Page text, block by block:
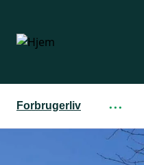
hovedindhold
Forbrugerliv ···